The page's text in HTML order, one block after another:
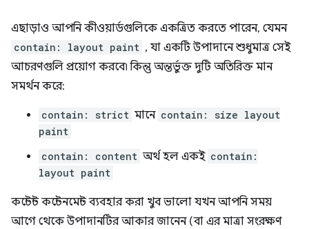
এছাড়াও আপনি কীওয়ার্ডগুলিকে একত্রিত করতে পারেন, যেমন
contain: layout paint , যা একটি উপাদানে শুধুমাত্র সেই
আচরণগুলি প্রয়োগ করবে৷ কিন্তু অন্তর্ভুক্ত দুটি অতিরিক্ত মান
সমর্থন করে:
contain: strict মানে contain: size layout
paint
contain: content অর্থ হল একই contain:
layout paint
কন্টেন্ট কন্টেনমেন্ট ব্যবহার করা খুব ভালো যখন আপনি সময়
আগে থেকে উপাদানটির আকার জানেন (বা এর মাত্রা সংরক্ষণ